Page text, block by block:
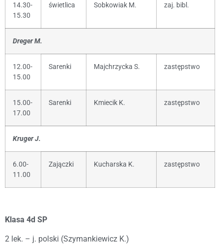
14.30-
15.30
świetlica Sobkowiak M. zaj. bibl.
Dreger M.
12.00-
15.00
Sarenki Majchrzycka S. zastępstwo
15.00-
17.00
Sarenki Kmiecik K. zastępstwo
Kruger J.
6.00-
11.00
Zajączki Kucharska K. zastępstwo
Klasa 4d SP
2 lek. – j. polski (Szymankiewicz K.)